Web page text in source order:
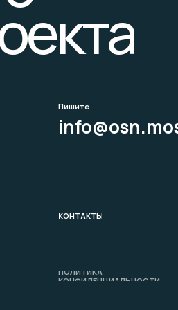
ПОЛИТИКА
КОНФИДЕНЦИАЛЬНОСТИ
Пишите
КОНТАКТЫ